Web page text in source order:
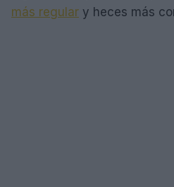
más regular y heces más